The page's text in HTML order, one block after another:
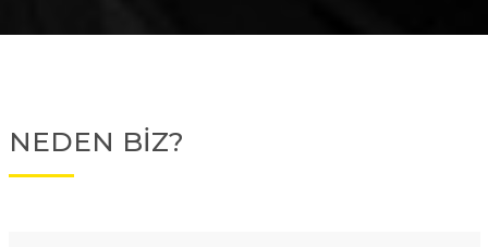
NEDEN BİZ?